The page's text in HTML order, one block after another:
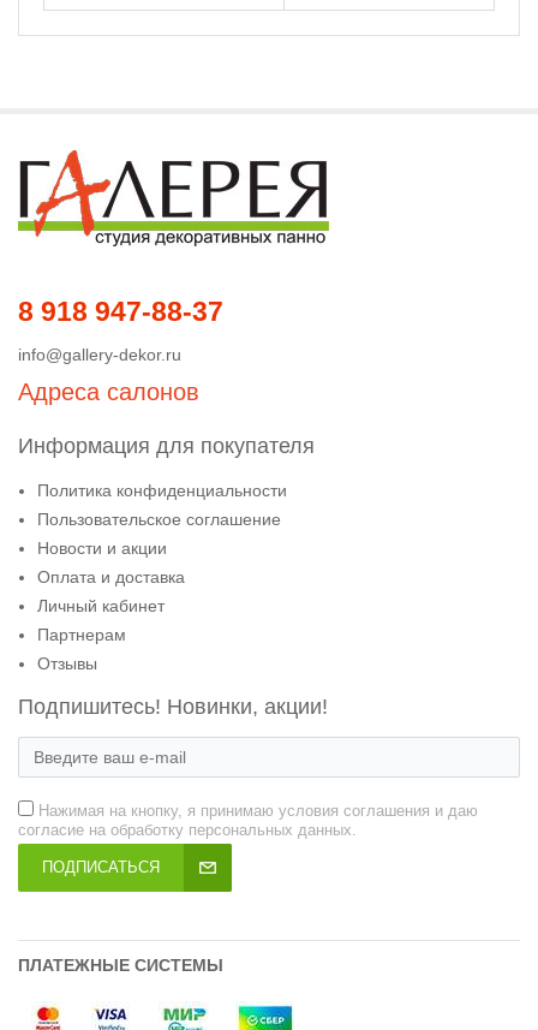
8 918 947-88-37
info@gallery-dekor.ru
Адреса салонов
Информация для покупателя
Политика конфиденциальности
Пользовательское соглашение
Новости и акции
Оплата и доставка
Личный кабинет
Партнерам
Отзывы
Подпишитесь! Новинки, акции!
Нажимая на кнопку, я принимаю условия соглашения и даю
согласие на обработку персональных данных.
ПОДПИСАТЬСЯ
ПЛАТЕЖНЫЕ СИСТЕМЫ